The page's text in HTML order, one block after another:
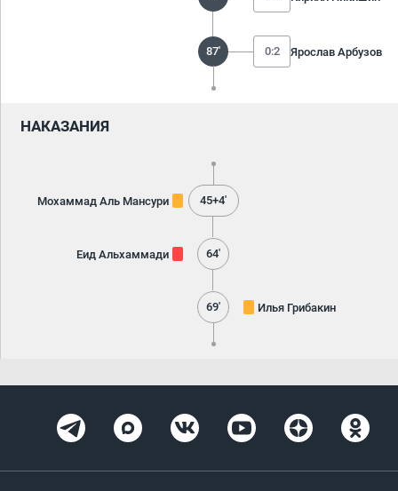
87' 0:2 Ярослав Арбузов
НАКАЗАНИЯ
Мохаммад Аль Мансури 45+4'
Еид Альхаммади 64'
69' Илья Грибакин